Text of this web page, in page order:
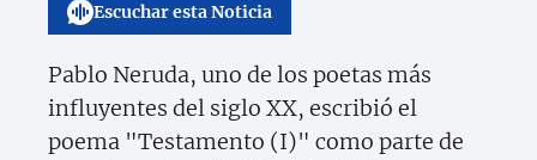
Escuchar esta Noticia
Pablo Neruda, uno de los poetas más
influyentes del siglo XX, escribió el
poema "Testamento (I)" como parte de